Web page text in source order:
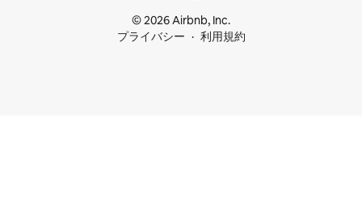
© 2026 Airbnb, Inc.
プライバシー
利用規約